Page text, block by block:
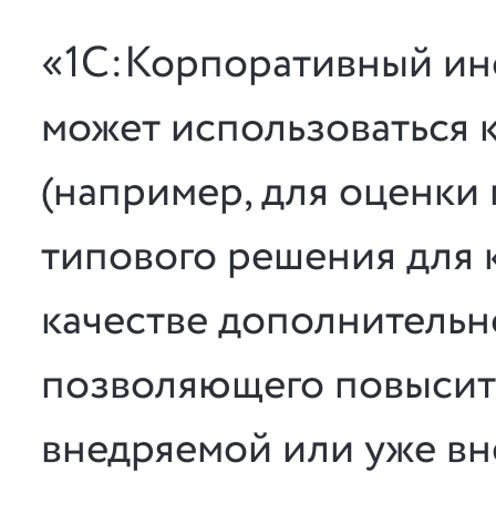
«1С:Корпоративный
может использоваться
(например, для
типового решения для
качестве
позволяющего
внедряемой или уже